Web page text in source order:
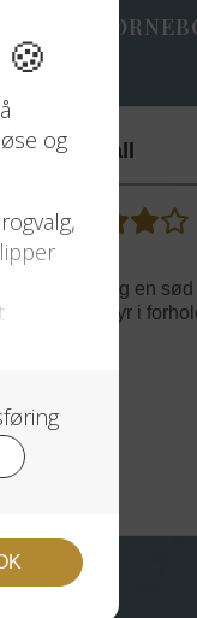
Jane Dall
Virkelig en
Lidt dyr i